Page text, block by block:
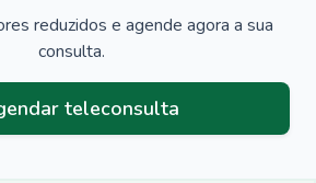
reduzidos e agende agora a sua
consulta.
teleconsulta